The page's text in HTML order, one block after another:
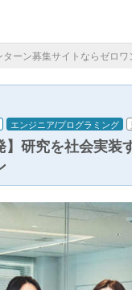
ーン募集サイトならゼロワ
エンジニア/プログラミング
】研究を社会実装